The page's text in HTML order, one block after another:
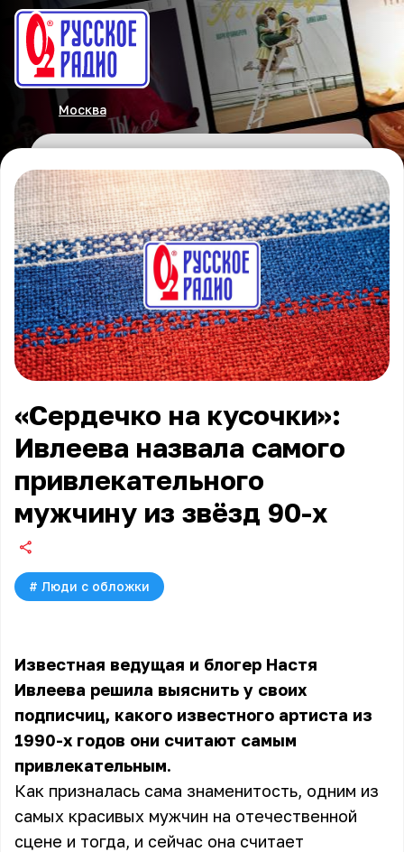
Москва
«Сердечко на кусочки»:
Ивлеева назвала самого
привлекательного
мужчину из звёзд 90-х
# Люди с обложки
Известная ведущая и блогер Настя
Ивлеева решила выяснить у своих
подписчиц, какого известного артиста из
1990-х годов они считают самым
привлекательным.
Как призналась сама знаменитость, одним из
самых красивых мужчин на отечественной
сцене и тогда, и сейчас она считает